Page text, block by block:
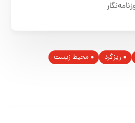
ریزگرد محیط زیست